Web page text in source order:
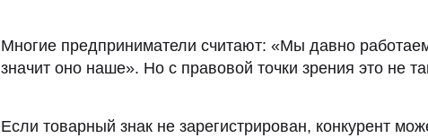
Многие предприниматели считают: «Мы давно
значит оно наше». Но с правовой точки зрения это не
Если товарный знак не зарегистрирован, конкурент